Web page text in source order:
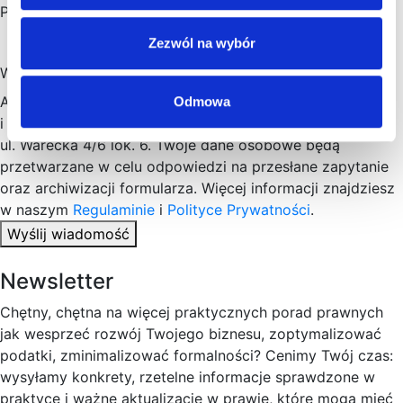
Zezwól na wybór
Odmowa
Phone
Wiadomość
Administratorem Twoich danych osobowych jest Sawaryn
i Partnerzy sp. k. z siedzibą w Warszawie (00-040), przy
ul. Warecka 4/6 lok. 6. Twoje dane osobowe będą
przetwarzane w celu odpowiedzi na przesłane zapytanie
oraz archiwizacji formularza. Więcej informacji znajdziesz
w naszym Regulaminie i Polityce Prywatności.
Wyślij wiadomość
Newsletter
Chętny, chętna na więcej praktycznych porad prawnych
jak wesprzeć rozwój Twojego biznesu, zoptymalizować
podatki, zminimalizować formalności? Cenimy Twój czas:
wysyłamy konkrety, rzetelne informacje sprawdzone w
praktyce i ważne aktualizacje w prawie, które mogą mieć